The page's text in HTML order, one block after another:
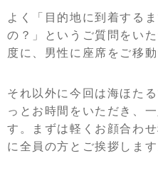
よく「目的地に到着する
の？」というご質問をい
度に、男性に座席をご移動
それ以外に今回は海ほた
っとお時間をいただき、
す。まずは軽くお顔合わ
に全員の方とご挨拶します